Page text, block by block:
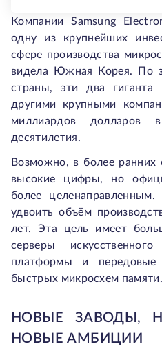
Компании Samsung
одну из крупнейших
сфере производства
видела Южная Корея. По
страны, эти два
другими крупными
миллиардов долларов
десятилетия.
Возможно, в более ранних
высокие цифры, но
более
удвоить объём
лет. Эта цель имеет
серверы
платформы и передовые
быстрых микросхем памяти.
НОВЫЕ ЗАВОДЫ,
НОВЫЕ АМБИЦИИ